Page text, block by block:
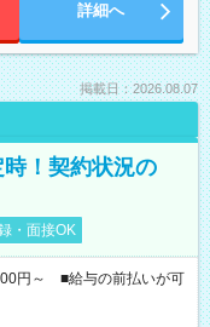
詳細へ
掲載日：2026.08.07
！契約状況の
・面接OK
円～ ■給与の前払いが可